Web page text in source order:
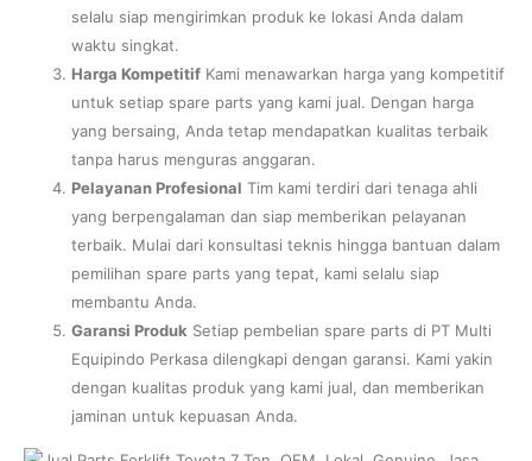
selalu siap mengirimkan produk ke lokasi Anda dalam
waktu singkat.
Harga Kompetitif Kami menawarkan harga yang kompetitif
untuk setiap spare parts yang kami jual. Dengan harga
yang bersaing, Anda tetap mendapatkan kualitas terbaik
tanpa harus menguras anggaran.
Pelayanan Profesional Tim kami terdiri dari tenaga ahli
yang berpengalaman dan siap memberikan pelayanan
terbaik. Mulai dari konsultasi teknis hingga bantuan dalam
pemilihan spare parts yang tepat, kami selalu siap
membantu Anda.
Garansi Produk Setiap pembelian spare parts di PT Multi
Equipindo Perkasa dilengkapi dengan garansi. Kami yakin
dengan kualitas produk yang kami jual, dan memberikan
jaminan untuk kepuasan Anda.